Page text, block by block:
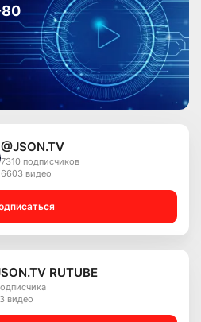
@JSON.TV
7310 подписчиков
6603 видео
RUTUBE
видео